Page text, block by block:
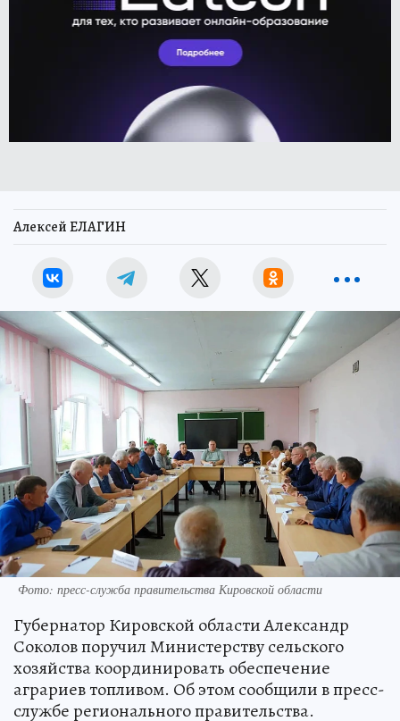
Алексей ЕЛАГИН
Фото: пресс-служба правительства Кировской области
Губернатор Кировской области Александр
Соколов поручил Министерству сельского
хозяйства координировать обеспечение
аграриев топливом. Об этом сообщили в пресс-
службе регионального правительства.